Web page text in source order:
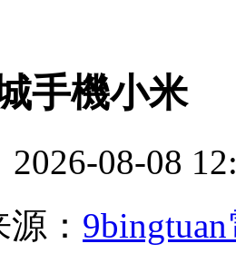
手機小米
08-08
：